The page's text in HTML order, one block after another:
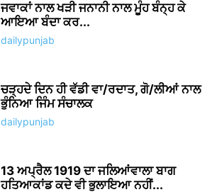
ਜਵਾਕਾਂ ਨਾਲ ਖੜੀ ਜਨਾਨੀ ਨਾਲ ਮੂੰਹ ਬੰਨ੍ਹ ਕੇ
ਆਇਆ ਬੰਦਾ ਕਰ...
dailypunjab
ਚੜ੍ਹਦੇ ਦਿਨ ਹੀ ਵੱਡੀ ਵਾ/ਰਦਾਤ, ਗੋ/ਲੀਆਂ ਨਾਲ
ਭੁੰਨਿਆ ਜਿੰਮ ਸੰਚਾਲਕ
dailypunjab
13 ਅਪ੍ਰੈਲ 1919 ਦਾ ਜਲਿਆਂਵਾਲਾ ਬਾਗ
ਹਤਿਆਕਾਂਡ ਕਦੇ ਵੀ ਭੁਲਾਇਆ ਨਹੀਂ...